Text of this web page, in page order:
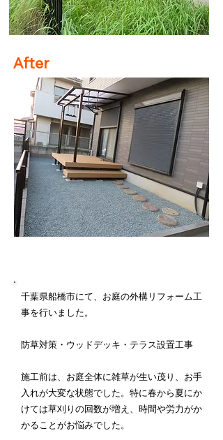
After
千葉県船橋市にて、お庭の外構リフォーム工
事を行いました。
防草対策・ウッドデッキ・テラス設置工事
施工前は、お庭全体に雑草が生い茂り、お手
入れが大変な状態でした。特に春から夏にか
けては草刈りの回数が増え、時間や労力がか
かることがお悩みでした。